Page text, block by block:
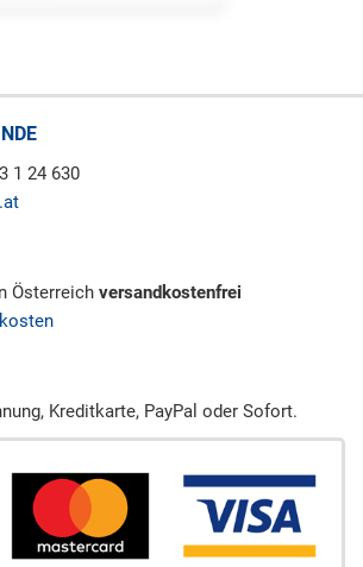
1 24 630
Österreich versandkostenfrei
Kreditkarte, PayPal oder Sofort.